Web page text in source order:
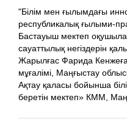
"Білім мен ғылымдағы
республикалық ғылыми-
Бастауыш мектеп
сауаттылық негіздерін
Жарылғас Фарида
мұғалімі, Маңғыстау
Ақтау қаласы бойынша
беретін мектеп» КММ,